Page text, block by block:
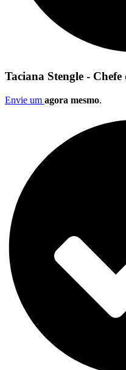
Taciana Stengle -
Envie um agora mesmo.